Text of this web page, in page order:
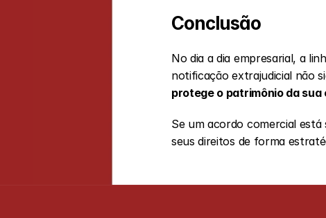
Conclusão
No dia a dia empresarial, a
notificação extrajudicial não
protege o patrimônio da sua
Se um acordo comercial
seus direitos de forma